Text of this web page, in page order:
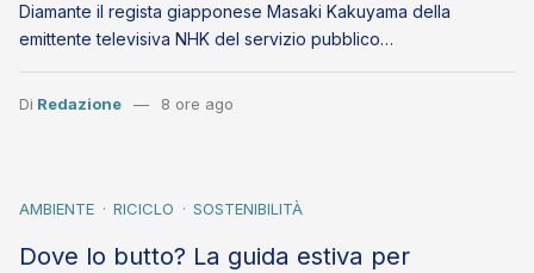
Diamante il regista giapponese Masaki Kakuyama della
emittente televisiva NHK del servizio pubblico…
Di Redazione 8 ore ago
AMBIENTE RICICLO SOSTENIBILITÀ
Dove lo butto? La guida estiva per